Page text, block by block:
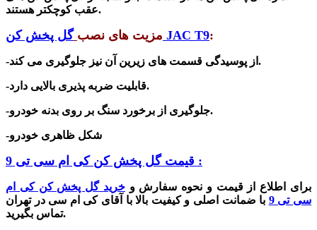
عقب کوچکتر هستند.
مزیت های نصب گل پخش کن JAC T9:
-از پوسیدگی قسمت های زیرین آن نیز جلوگیری می کند.
-قابلیت ضربه پذیری بالایی دارد.
-جلوگیری ازبرخورد سنگ بر روی بدنه خودرو.
-شکل ظاهری خودرو
قیمت گل پخش کن کی ام سی تی 9 :
برای اطلاع از قیمت و نحوه سفارش وخرید گل پخش کن کی ام
سی تی 9
با ضمانت اصلی و کیفیت بالا با آقای کی ام سی در تهران
تماس بگیرید.